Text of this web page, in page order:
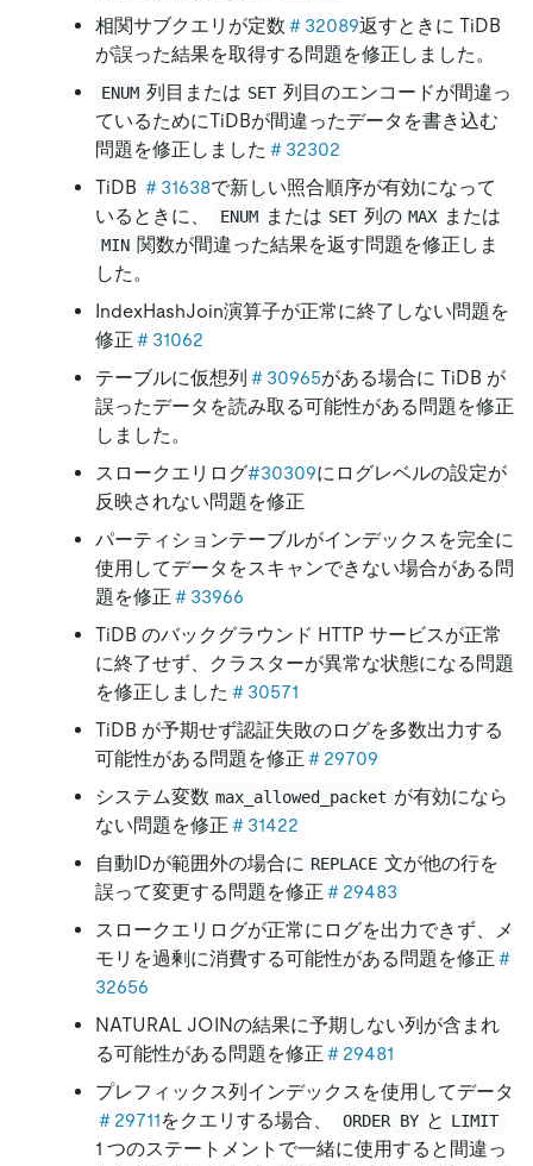
相関サブクエリが定数 ＃32089返すときに TiDB
が誤った結果を取得する問題を修正しました。
ENUM 列目または SET 列目のエンコードが間違っ
ているためにTiDBが間違ったデータを書き込む
問題を修正しました ＃32302
TiDB ＃31638で新しい照合順序が有効になって
いるときに、
ENUM または SET 列の MAX または
MIN 関数が間違った結果を返す問題を修正しま
した。
IndexHashJoin演算子が正常に終了しない問題を
修正 ＃31062
テーブルに仮想列 ＃30965がある場合に TiDB が
誤ったデータを読み取る可能性がある問題を修正
しました。
スロークエリログ#30309にログレベルの設定が
反映されない問題を修正
パーティションテーブルがインデックスを完全に
使用してデータをスキャンできない場合がある問
題を修正 ＃33966
TiDB のバックグラウンド HTTP サービスが正常
に終了せず、クラスターが異常な状態になる問題
を修正しました ＃30571
TiDB が予期せず認証失敗のログを多数出力する
可能性がある問題を修正 ＃29709
システム変数 max_allowed_packet が有効になら
ない問題を修正 ＃31422
自動IDが範囲外の場合に REPLACE 文が他の行を
誤って変更する問題を修正 ＃29483
スロークエリログが正常にログを出力できず、メ
モリを過剰に消費する可能性がある問題を修正 ＃
32656
NATURAL JOINの結果に予期しない列が含まれ
る可能性がある問題を修正 ＃29481
プレフィックス列インデックスを使用してデータ
＃29711をクエリする場合、 ORDER BY と LIMIT
1 つのステートメントで一緒に使用すると間違っ